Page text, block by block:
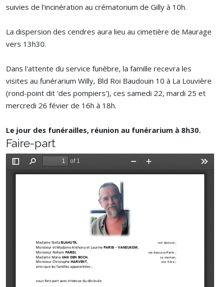
suivies de l'incinération au crématorium de Gilly à 10h.
La dispersion des cendres aura lieu au cimetière de Maurage
vers 13h30.
Dans l'attente du service funèbre, la famille recevra les
visites au funérarium Willy, Bld Roi Baudouin 10 à La Louvière
(rond-point dit 'des pompiers'), ces samedi 22, mardi 25 et
mercredi 26 févier de 16h à 18h.
Le jour des funérailles, réunion au funérarium à 8h30.
Faire-part